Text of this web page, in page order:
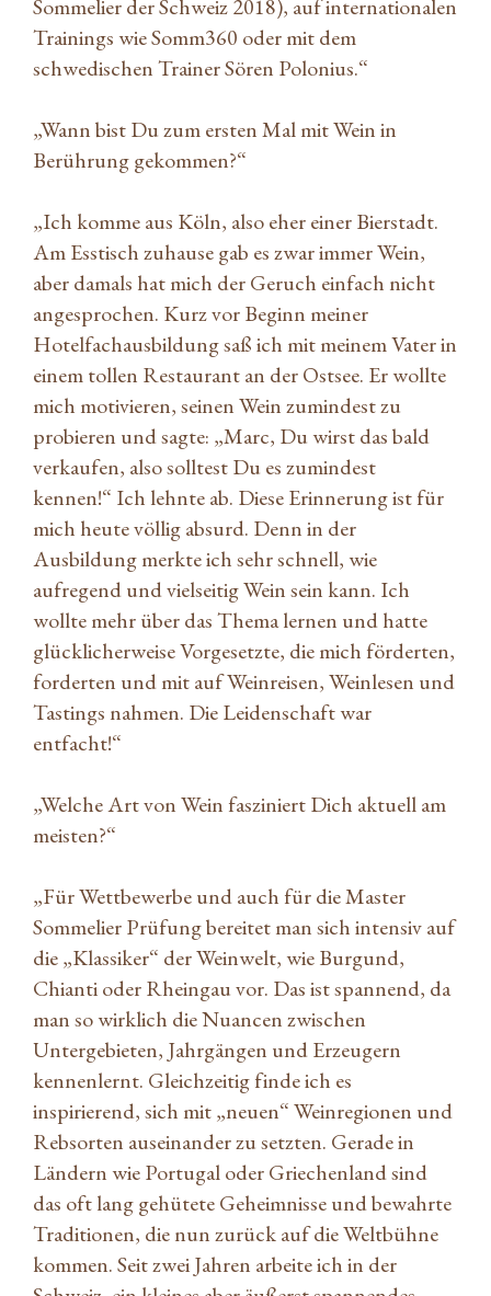
Sommelier der Schweiz 2018), auf internationalen
Trainings wie Somm360 oder mit dem
schwedischen Trainer Sören Polonius.“
„Wann bist Du zum ersten Mal mit Wein in
Berührung gekommen?“
„Ich komme aus Köln, also eher einer Bierstadt.
Am Esstisch zuhause gab es zwar immer Wein,
aber damals hat mich der Geruch einfach nicht
angesprochen. Kurz vor Beginn meiner
Hotelfachausbildung saß ich mit meinem Vater in
einem tollen Restaurant an der Ostsee. Er wollte
mich motivieren, seinen Wein zumindest zu
probieren und sagte: „Marc, Du wirst das bald
verkaufen, also solltest Du es zumindest
kennen!“ Ich lehnte ab. Diese Erinnerung ist für
mich heute völlig absurd. Denn in der
Ausbildung merkte ich sehr schnell, wie
aufregend und vielseitig Wein sein kann. Ich
wollte mehr über das Thema lernen und hatte
glücklicherweise Vorgesetzte, die mich förderten,
forderten und mit auf Weinreisen, Weinlesen und
Tastings nahmen. Die Leidenschaft war
entfacht!“
„Welche Art von Wein fasziniert Dich aktuell am
meisten?“
„Für Wettbewerbe und auch für die Master
Sommelier Prüfung bereitet man sich intensiv auf
die „Klassiker“ der Weinwelt, wie Burgund,
Chianti oder Rheingau vor. Das ist spannend, da
man so wirklich die Nuancen zwischen
Untergebieten, Jahrgängen und Erzeugern
kennenlernt. Gleichzeitig finde ich es
inspirierend, sich mit „neuen“ Weinregionen und
Rebsorten auseinander zu setzten. Gerade in
Ländern wie Portugal oder Griechenland sind
das oft lang gehütete Geheimnisse und bewahrte
Traditionen, die nun zurück auf die Weltbühne
kommen. Seit zwei Jahren arbeite ich in der